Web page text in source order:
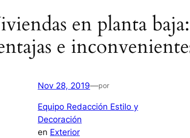
en planta baja:
e
Nov 28, 2019—por
Equipo Redacción Estilo y
Decoración
en Exterior